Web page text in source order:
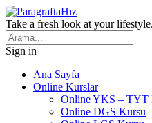
Take a fresh look at your lifestyle.
Sign in
Ana Sayfa
Online Kurslar
Online YKS – TYT
Online DGS Kursu